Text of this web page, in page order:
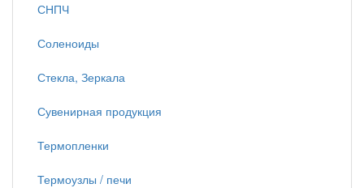
СНПЧ
Соленоиды
Стекла, Зеркала
Сувенирная продукция
Термопленки
Термоузлы / печи